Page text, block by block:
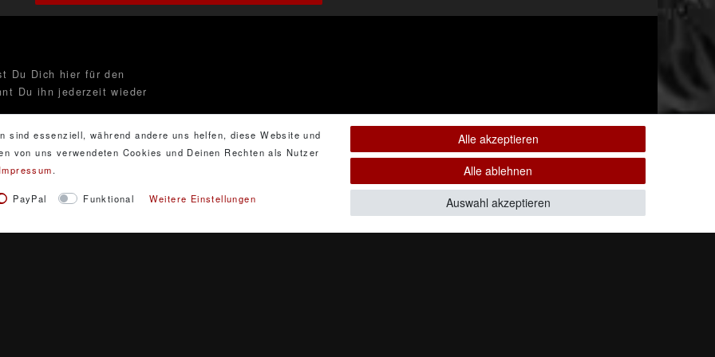
Du Dich hier für den
Du ihn jederzeit wieder
essenziell, während andere uns helfen, diese Website und
von uns verwendeten Cookies und Deinen Rechten als Nutzer
Impressum.
PayPal Funktional Weitere Einstellungen
Alle akzeptieren
Alle ablehnen
Auswahl akzeptieren